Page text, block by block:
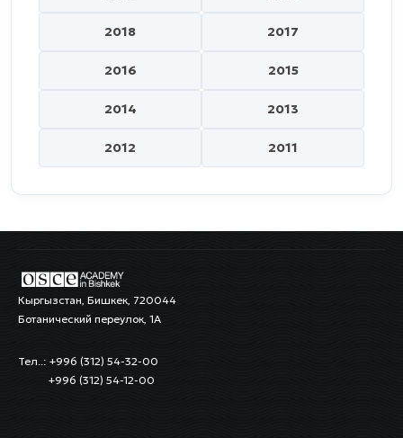
2018 2017
2016 2015
2014 2013
2012 2011
Кыргызстан, Бишкек, 720044
Ботанический переулок, 1А
Тел..: +996 (312) 54-32-00
+996 (312) 54-12-00